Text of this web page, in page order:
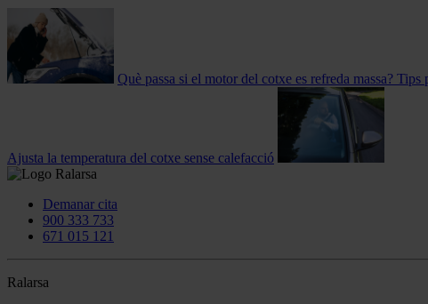
Què passa si el motor del cotxe es refreda massa?
Ajusta la temperatura del cotxe sense calefacció
Demanar cita
900 333 733
671 015 121
Ralarsa